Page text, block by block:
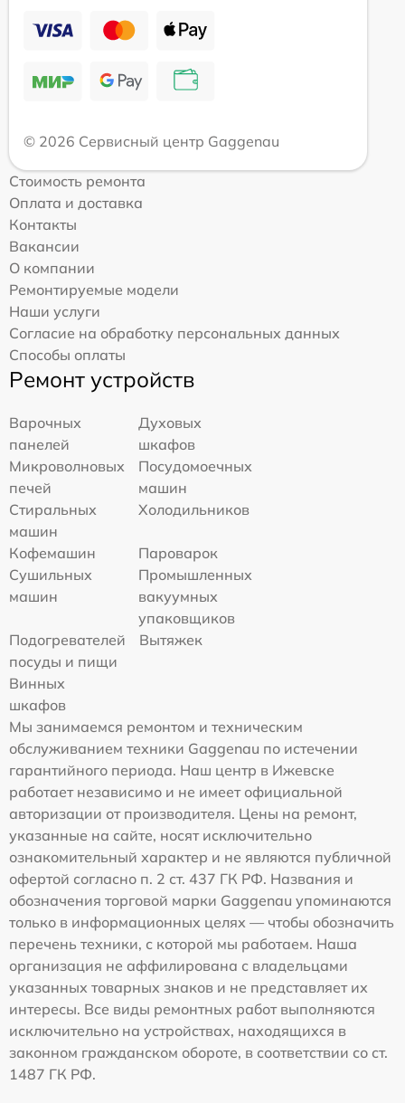
© 2026 Сервисный центр Gaggenau
Стоимость ремонта
Оплата и доставка
Контакты
Вакансии
О компании
Ремонтируемые модели
Наши услуги
Согласие на обработку персональных данных
Способы оплаты
Ремонт устройств
Варочных
панелей
Духовых
шкафов
Микроволновых
печей
Посудомоечных
машин
Стиральных
машин
Холодильников
Кофемашин
Пароварок
Сушильных
машин
Промышленных
вакуумных
упаковщиков
Подогревателей
посуды и пищи
Вытяжек
Винных
шкафов
Мы занимаемся ремонтом и техническим
обслуживанием техники Gaggenau по истечении
гарантийного периода. Наш центр в Ижевске
работает независимо и не имеет официальной
авторизации от производителя. Цены на ремонт,
указанные на сайте, носят исключительно
ознакомительный характер и не являются публичной
офертой согласно п. 2 ст. 437 ГК РФ. Названия и
обозначения торговой марки Gaggenau упоминаются
только в информационных целях — чтобы обозначить
перечень техники, с которой мы работаем. Наша
организация не аффилирована с владельцами
указанных товарных знаков и не представляет их
интересы. Все виды ремонтных работ выполняются
исключительно на устройствах, находящихся в
законном гражданском обороте, в соответствии со ст.
1487 ГК РФ.